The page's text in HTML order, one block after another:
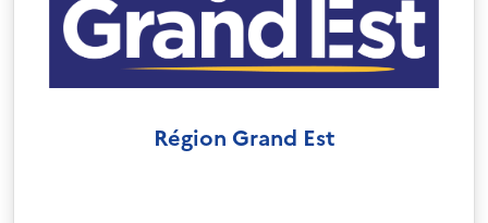
Région Grand Est